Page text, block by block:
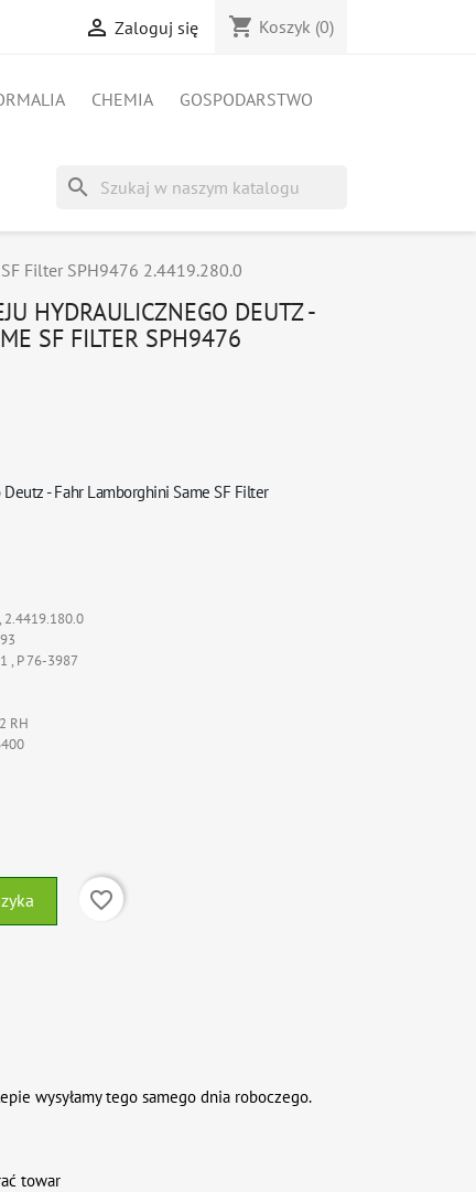
 Zaloguj się shopping_cart Koszyk (0)
CHEMIA
GOSPODARSTWO
search
Filter SPH9476 2.4419.280.0
HYDRAULICZNEGO DEUTZ -
SF FILTER SPH9476
Deutz - Fahr Lamborghini SameSF Filter
2.4419.180.0
, P 76-3987
RH
favorite_border
wysyłamy tego samego dnia roboczego.
towar